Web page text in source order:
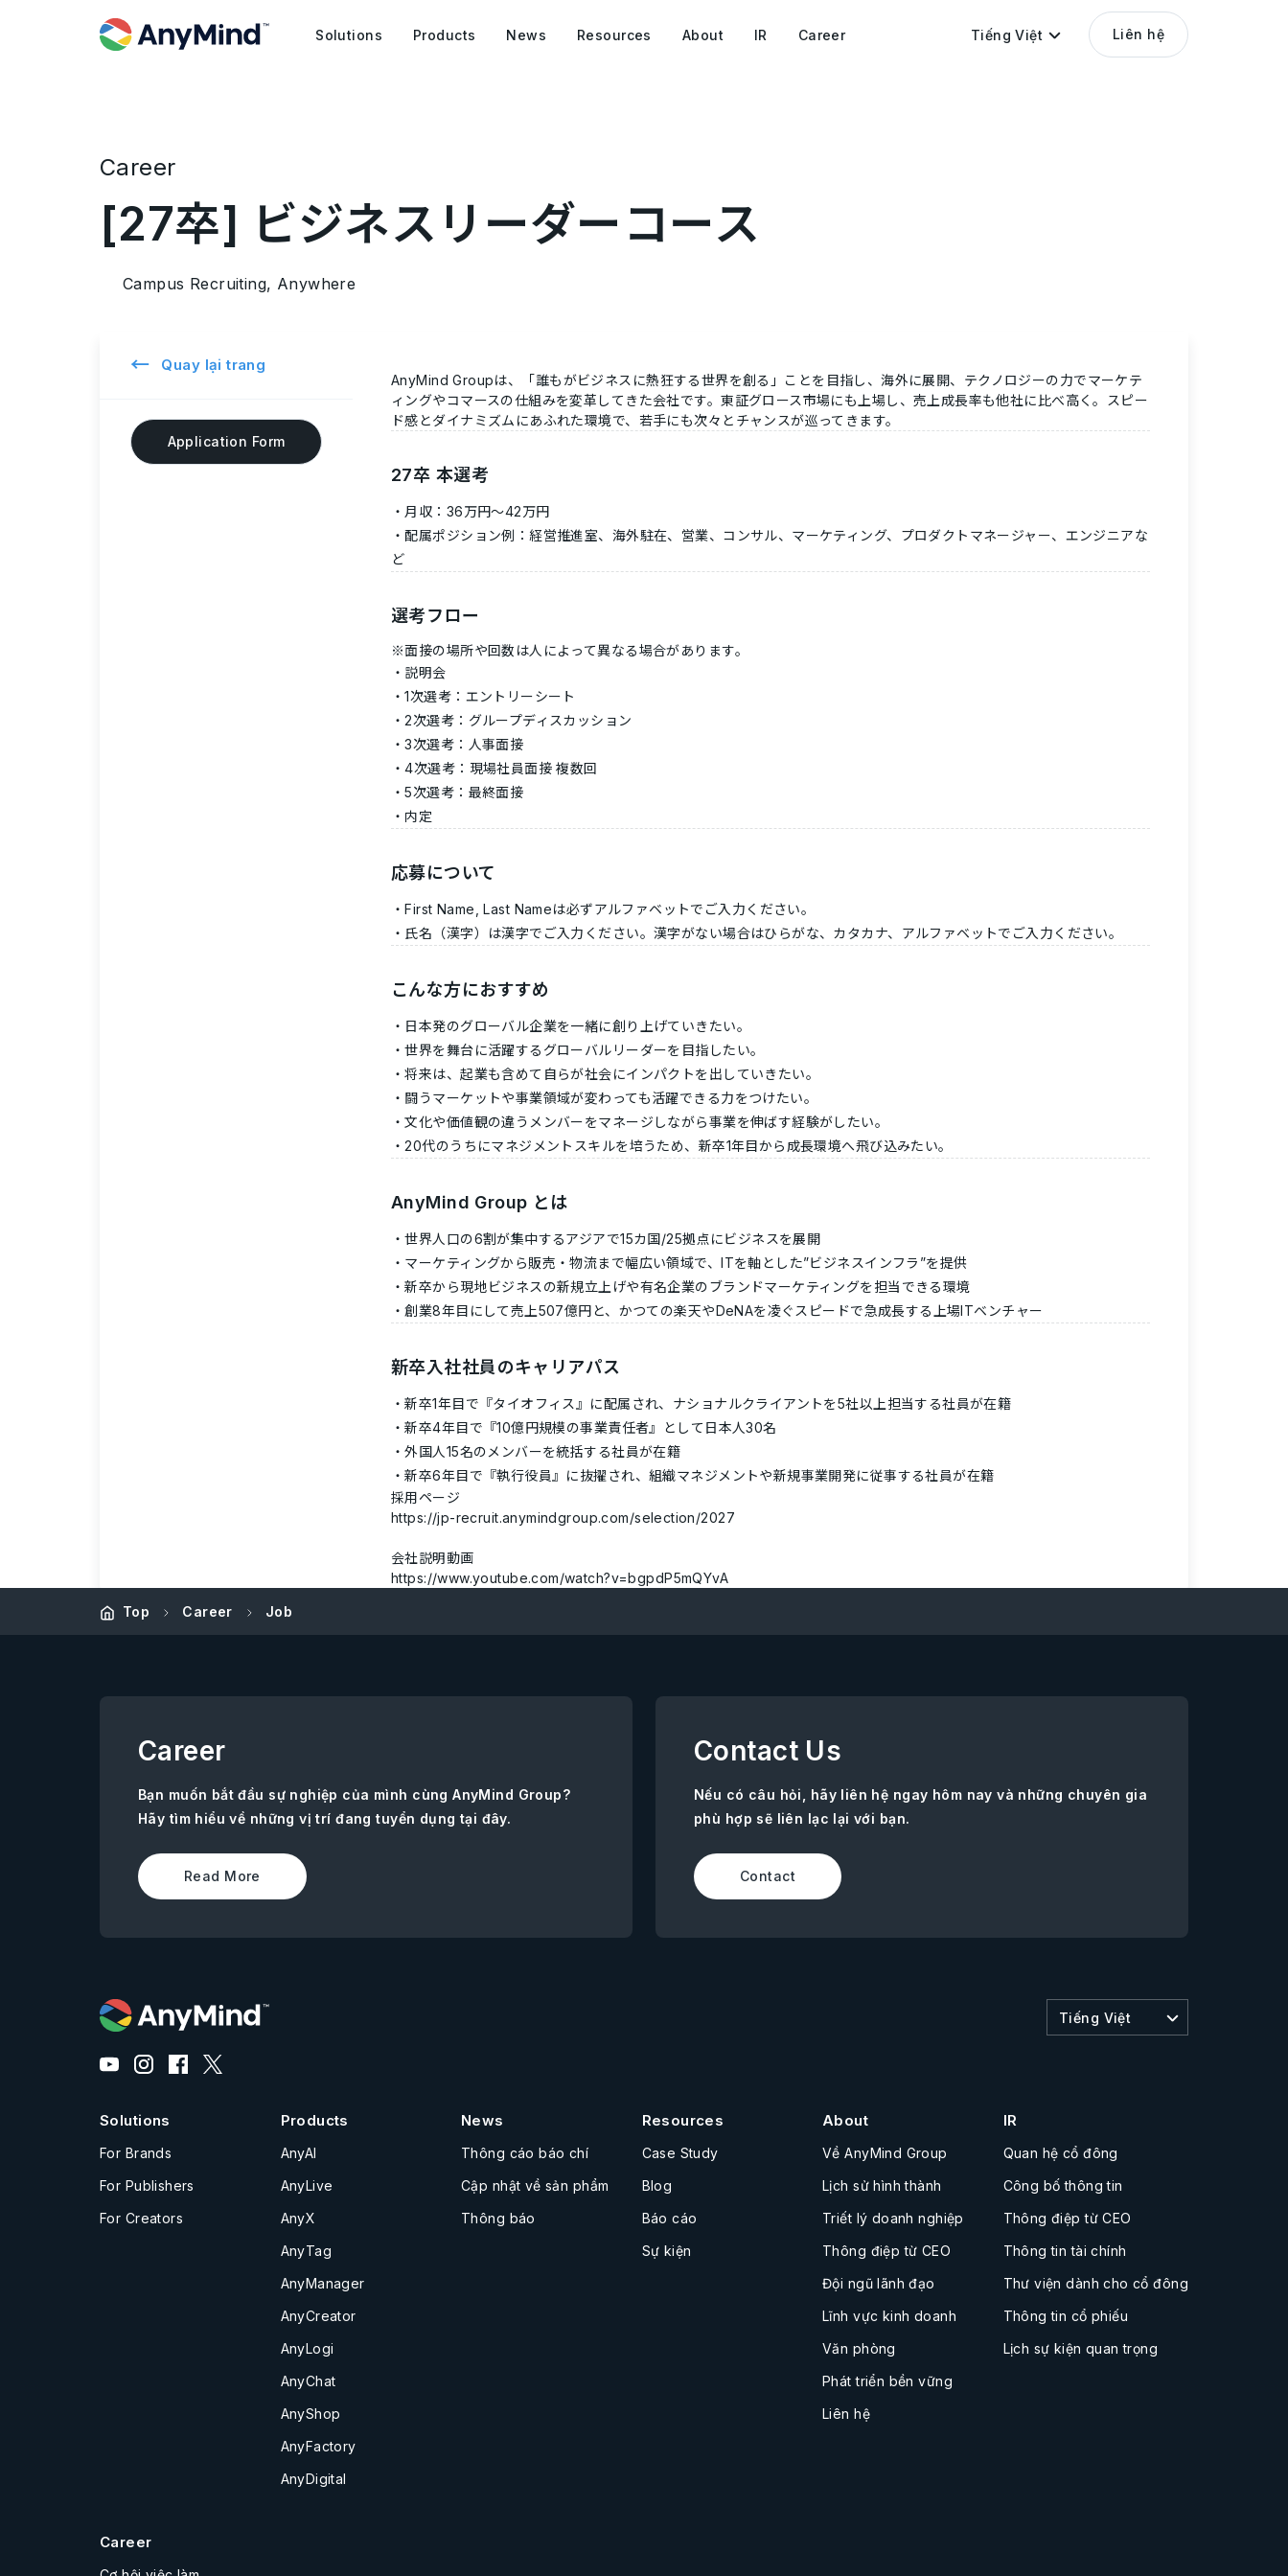
Solutions Products News Resources About IR Career Tiếng Việt Liên hệ
Career
[27卒] ビジネスリーダーコース
Campus Recruiting, Anywhere
← Quay lại trang
Application Form
AnyMind Groupは、 「誰もがビジネスに熱狂する世界を創る」
ことを目指し、海外に展開、テクノロジーの力でマーケテ
ィングやコマースの仕組みを変革してきた会社です。東証グロース市場にも上場し、売上成長率も他社に比べ高く。スピー
ド感とダイナミズムにあふれた環境で、若手にも次々とチャンスが巡ってきます。
27卒 本選考
月収：36万円〜42万円
配属ポジション例：経営推進室、海外駐在、営業、コンサル、マーケティング、プロダクトマネージャー、エンジニアな
ど
選考フロー
※面接の場所や回数は人によって異なる場合があります。
説明会
1次選考：エントリーシート
2次選考：グループディスカッション
3次選考：人事面接
4次選考：現場社員面接 複数回
5次選考：最終面接
内定
応募について
First Name, Last Nameは必ずアルファベットでご入力ください。
氏名（漢字）は漢字でご入力ください。漢字がない場合はひらがな、カタカナ、アルファベットでご入力ください。
こんな方におすすめ
日本発のグローバル企業を一緒に創り上げていきたい。
世界を舞台に活躍するグローバルリーダーを目指したい。
将来は、起業も含めて自らが社会にインパクトを出していきたい。
闘うマーケットや事業領域が変わっても活躍できる力をつけたい。
文化や価値観の違うメンバーをマネージしながら事業を伸ばす経験がしたい。
20代のうちにマネジメントスキルを培うため、新卒1年目から成長環境へ飛び込みたい。
AnyMind Group とは
世界人口の6割が集中するアジアで15カ国/25拠点にビジネスを展開
マーケティングから販売・物流まで幅広い領域で、ITを軸とした”ビジネスインフラ”を提供
新卒から現地ビジネスの新規立上げや有名企業のブランドマーケティングを担当できる環境
創業8年目にして売上507億円と、かつての楽天やDeNAを凌ぐスピードで急成長する上場ITベンチャー
新卒入社社員のキャリアパス
新卒1年目で『タイオフィス』に配属され、ナショナルクライアントを5社以上担当する社員が在籍
新卒4年目で『10億円規模の事業責任者』として日本人30名
外国人15名のメンバーを統括する社員が在籍
新卒6年目で『執行役員』に抜擢され、組織マネジメントや新規事業開発に従事する社員が在籍
採用ページ
https://jp-recruit.anymindgroup.com/selection/2027
会社説明動画
https://www.youtube.com/watch?v=bgpdP5mQYvA
Top Career Job
Career
Bạn muốn bắt đầu sự nghiệp của mình cùng AnyMind Group?
Hãy tìm hiểu về những vị trí đang tuyển dụng tại đây.
Read More
Contact Us
Nếu có câu hỏi, hãy liên hệ ngay hôm nay và những chuyên gia
phù hợp sẽ liên lạc lại với bạn.
Contact
Tiếng Việt
Solutions
For Brands
For Publishers
For Creators
Products
AnyAI
AnyLive
AnyX
AnyTag
AnyManager
AnyCreator
AnyLogi
AnyChat
AnyShop
AnyFactory
AnyDigital
News
Thông cáo báo chí
Cập nhật về sản phẩm
Thông báo
Resources
Case Study
Blog
Báo cáo
Sự kiện
About
Về AnyMind Group
Lịch sử hình thành
Triết lý doanh nghiệp
Thông điệp từ CEO
Đội ngũ lãnh đạo
Lĩnh vực kinh doanh
Văn phòng
Phát triển bền vững
Liên hệ
IR
Quan hệ cổ đông
Công bố thông tin
Thông điệp từ CEO
Thông tin tài chính
Thư viện dành cho cổ đông
Thông tin cổ phiếu
Lịch sự kiện quan trọng
Career